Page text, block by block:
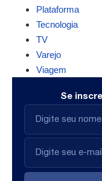
Plataforma
Tecnologia
TV
Varejo
Viagem
Se